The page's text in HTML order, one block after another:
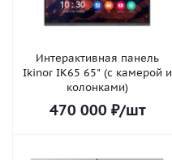
Интерактивная панель
Ikinor IK65 65" (с камерой и
колонками)
470 000 ₽/шт